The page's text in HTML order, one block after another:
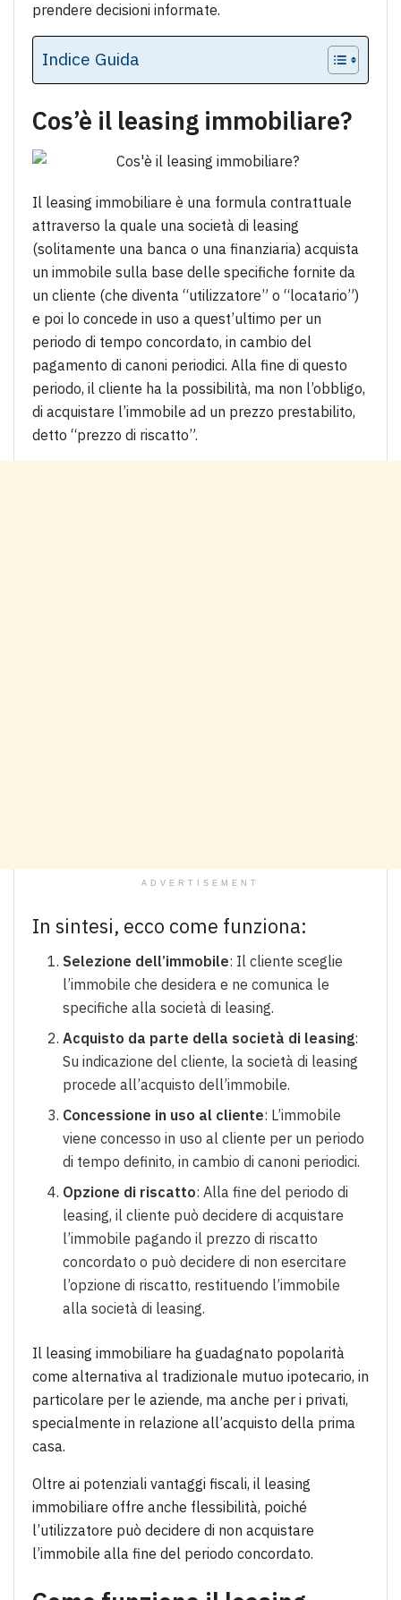
prendere decisioni informate.
Indice Guida
Cos’è il leasing immobiliare?
Il leasing immobiliare è una formula contrattuale
attraverso la quale una società di leasing
(solitamente una banca o una finanziaria) acquista
un immobile sulla base delle specifiche fornite da
un cliente (che diventa “utilizzatore” o “locatario”)
e poi lo concede in uso a quest’ultimo per un
periodo di tempo concordato, in cambio del
pagamento di canoni periodici. Alla fine di questo
periodo, il cliente ha la possibilità, ma non l’obbligo,
di acquistare l’immobile ad un prezzo prestabilito,
detto “prezzo di riscatto”.
ADVERTISEMENT
In sintesi, ecco come funziona:
Selezione dell’immobile: Il cliente sceglie
l’immobile che desidera e ne comunica le
specifiche alla società di leasing.
Acquisto da parte della società di leasing:
Su indicazione del cliente, la società di leasing
procede all’acquisto dell’immobile.
Concessione in uso al cliente: L’immobile
viene concesso in uso al cliente per un periodo
di tempo definito, in cambio di canoni periodici.
Opzione di riscatto: Alla fine del periodo di
leasing, il cliente può decidere di acquistare
l’immobile pagando il prezzo di riscatto
concordato o può decidere di non esercitare
l’opzione di riscatto, restituendo l’immobile
alla società di leasing.
Il leasing immobiliare ha guadagnato popolarità
come alternativa al tradizionale mutuo ipotecario, in
particolare per le aziende, ma anche per i privati,
specialmente in relazione all’acquisto della prima
casa.
Oltre ai potenziali vantaggi fiscali, il leasing
immobiliare offre anche flessibilità, poiché
l’utilizzatore può decidere di non acquistare
l’immobile alla fine del periodo concordato.